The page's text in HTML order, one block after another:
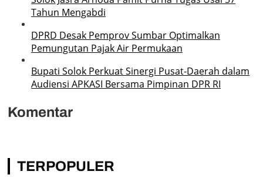
Tahun Mengabdi
DPRD Desak Pemprov Sumbar Optimalkan
Pemungutan Pajak Air Permukaan
Bupati Solok Perkuat Sinergi Pusat-Daerah dalam
Audiensi APKASI Bersama Pimpinan DPR RI
Komentar
TERPOPULER